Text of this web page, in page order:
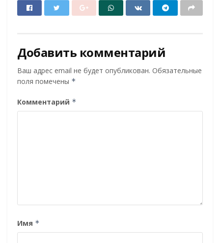
Добавить комментарий
Ваш адрес email не будет опубликован. Обязательные
поля помечены *
Комментарий *
Имя *